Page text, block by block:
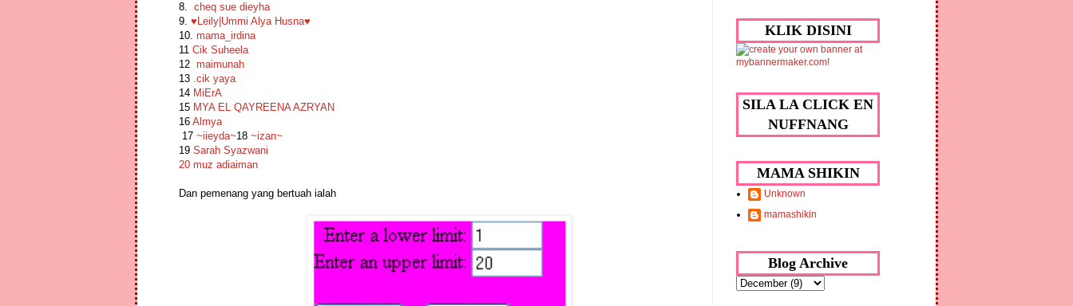
8. cheq sue dieyha
9. ♥Leily|Ummi Alya Husna♥
10. mama_irdina
11 Cik Suheela
12 maimunah
13 .cik yaya
14 MiErA
15 MYA EL QAYREENA AZRYAN
16 Almya
17 ~iieyda~18 ~izan~
19 Sarah Syazwani
20 muz adiaiman
Dan pemenang yang bertuah ialah
KLIK DISINI
SILA LA CLICK EN
NUFFNANG
MAMA SHIKIN
Unknown
mamashikin
Blog Archive